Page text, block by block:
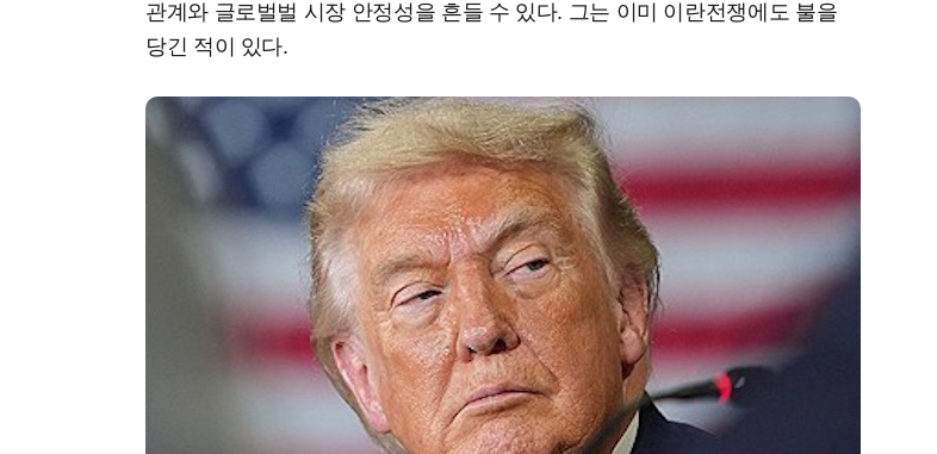
관계와 글로벌벌 시장 안정성을 흔들 수 있다. 그는 이미 이란전쟁에도 불을
당긴 적이 있다.